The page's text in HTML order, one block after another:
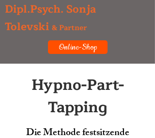
Dipl.Psych. Sonja
Tolevski & Partner
Online-Shop
Hypno-Part-
Tapping
Die Methode festsitzende